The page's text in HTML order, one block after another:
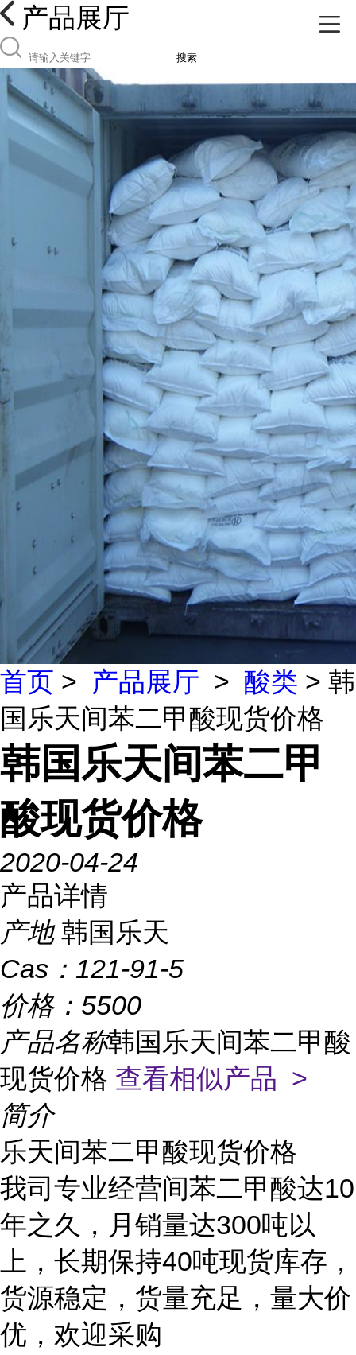
产品展厅
搜索
首页 > 产品展厅 > 酸类 > 韩
国乐天间苯二甲酸现货价格
韩国乐天间苯二甲
酸现货价格
2020-04-24
产品详情
产地 韩国乐天
Cas： 121-91-5
价格： 5500
产品名称韩国乐天间苯二甲酸
现货价格 查看相似产品 >
简介
乐天间苯二甲酸现货价格
我司专业经营间苯二甲酸达10
年之久，月销量达300吨以
上，长期保持40吨现货库存，
货源稳定，货量充足，量大价
优，欢迎采购